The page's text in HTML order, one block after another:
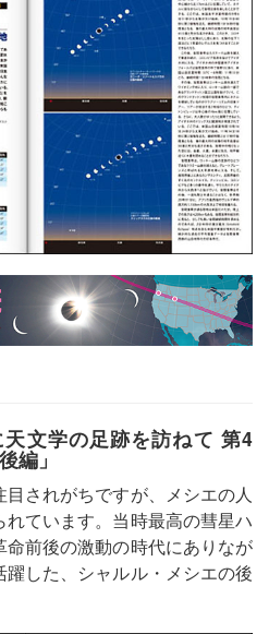
文学の足跡を訪ねて 第4
編」
されがちですが、メシエの人
ています。当時最高の彗星ハ
前後の激動の時代にありなが
した、シャルル・メシエの後